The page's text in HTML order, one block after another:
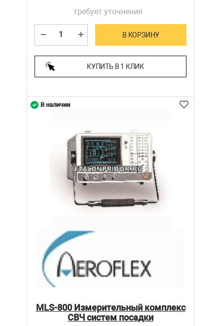
требует уточнения
В КОРЗИНУ
КУПИТЬ В 1 КЛИК
MLS-800 Измерительный комплекс
СВЧ систем посадки
В наличии